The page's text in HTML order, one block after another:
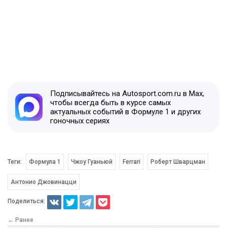
Подписывайтесь на Autosport.com.ru в Max,
чтобы всегда быть в курсе самых
актуальных событий в Формуле 1 и других
гоночных сериях
Теги: Формула 1 Чжоу Гуаньюй Ferrari Роберт Шварцман
Антонио Джовинацци
Поделиться:
← Ранее